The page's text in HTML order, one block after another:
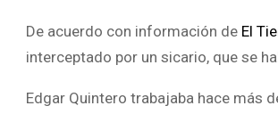
De acuerdo con información de El
interceptado por un sicario, que se
Edgar Quintero trabajaba hace más